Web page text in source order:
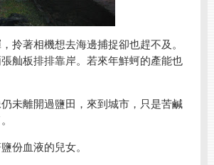
拎著相機想去海邊捕捉卻也趕不及。
舢板排排靠岸。若來年鮮蚵的產能也
未離開過鹽田，來到城市，只是苦鹹
份血液的兒女。